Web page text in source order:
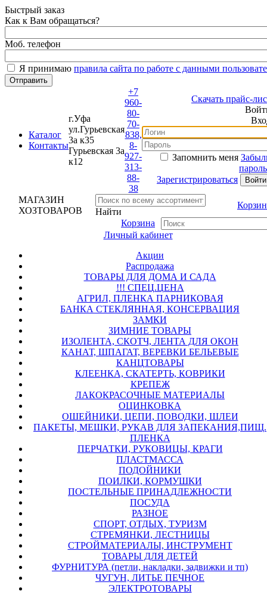
Быстрый заказ
Как к Вам обращаться?
Моб. телефон
Я принимаюправила сайта по работе с данными
Каталог
Контакты
г.Уфа
ул.Гурьевская
3а к35
Гурьевская 3а
к12
+7
960-
80-
70-
838,
8-
927-
313-
88-
38
Скачать прайс-лист
Войти
Вход
Запомнить меня Забыли
пароль?
Зарегистрироваться
МАГАЗИН
ХОЗТОВАРОВ
Найти
Корзина
Корзина
Личный кабинет
Акции
Распродажа
ТОВАРЫ ДЛЯ ДОМА И САДА
!!! СПЕЦ.ЦЕНА
АГРИЛ, ПЛЕНКА ПАРНИКОВАЯ
БАНКА СТЕКЛЯННАЯ, КОНСЕРВАЦИЯ
ЗАМКИ
ЗИМНИЕ ТОВАРЫ
ИЗОЛЕНТА, СКОТЧ, ЛЕНТА ДЛЯ ОКОН
КАНАТ, ШПАГАТ, ВЕРЕВКИ БЕЛЬЕВЫЕ
КАНЦТОВАРЫ
КЛЕЕНКА, СКАТЕРТЬ, КОВРИКИ
КРЕПЕЖ
ЛАКОКРАСОЧНЫЕ МАТЕРИАЛЫ
ОЦИНКОВКА
ОШЕЙНИКИ, ЦЕПИ, ПОВОДКИ, ШЛЕИ
ПАКЕТЫ, МЕШКИ, РУКАВ ДЛЯ ЗАПЕКАНИЯ,ПИЩ.
ПЛЕНКА
ПЕРЧАТКИ, РУКОВИЦЫ, КРАГИ
ПЛАСТМАССА
ПОДОЙНИКИ
ПОИЛКИ, КОРМУШКИ
ПОСТЕЛЬНЫЕ ПРИНАДЛЕЖНОСТИ
ПОСУДА
РАЗНОЕ
СПОРТ, ОТДЫХ, ТУРИЗМ
СТРЕМЯНКИ, ЛЕСТНИЦЫ
СТРОЙМАТЕРИАЛЫ, ИНСТРУМЕНТ
ТОВАРЫ ДЛЯ ДЕТЕЙ
ФУРНИТУРА (петли, накладки, задвижки и тп)
ЧУГУН, ЛИТЬЕ ПЕЧНОЕ
ЭЛЕКТРОТОВАРЫ